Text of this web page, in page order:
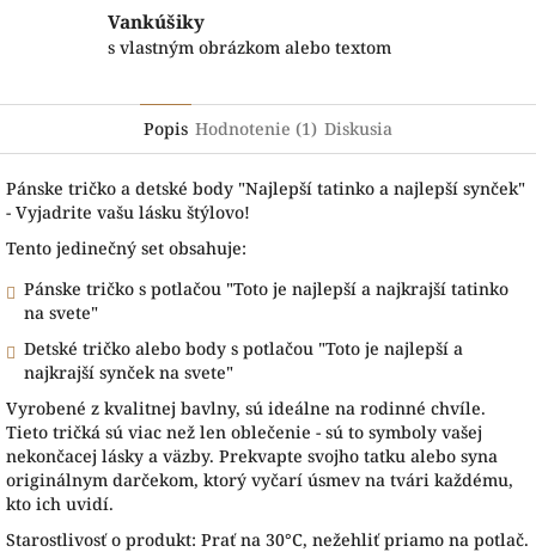
Vankúšiky
s vlastným obrázkom alebo textom
Popis Hodnotenie (1) Diskusia
Pánske tričko a detské body "Najlepší tatinko a najlepší synček"
- Vyjadrite vašu lásku štýlovo!
Tento jedinečný set obsahuje:
Pánske tričko s potlačou "Toto je najlepší a najkrajší tatinko
na svete"
Detské tričko alebo body s potlačou "Toto je najlepší a
najkrajší synček na svete"
Vyrobené z kvalitnej bavlny, sú ideálne na rodinné chvíle.
Tieto tričká sú viac než len oblečenie - sú to symboly vašej
nekončacej lásky a väzby. Prekvapte svojho tatku alebo syna
originálnym darčekom, ktorý vyčarí úsmev na tvári každému,
kto ich uvidí.
Starostlivosť o produkt: Prať na 30°C, nežehliť priamo na potlač.